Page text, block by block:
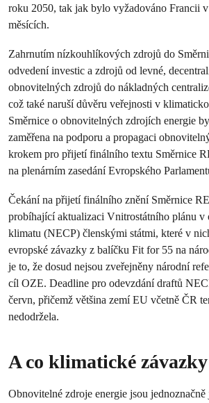
roku 2050, tak jak bylo vyžadováno Francii
měsících.
Zahrnutím nízkouhlíkových zdrojů do
odvedení investic a zdrojů od levné,
obnovitelných zdrojů do nákladných
což také naruší důvěru veřejnosti v
Směrnice o obnovitelných zdrojích energie
zaměřena na podporu a propagaci
krokem pro přijetí finálního textu Směrnice
na plenárním zasedání Evropského
Čekání na přijetí finálního znění Směrnice
probíhající aktualizaci Vnitrostátního plánu v
klimatu (NECP) členskými státmi, které v
evropské závazky z balíčku Fit for 55 na
je to, že dosud nejsou zveřejněny národní
cíl OZE. Deadline pro odevzdání draftů
červn, přičemž většina zemí EU včetně ČR
nedodržela.
A co klimatické
Obnovitelné zdroje energie jsou